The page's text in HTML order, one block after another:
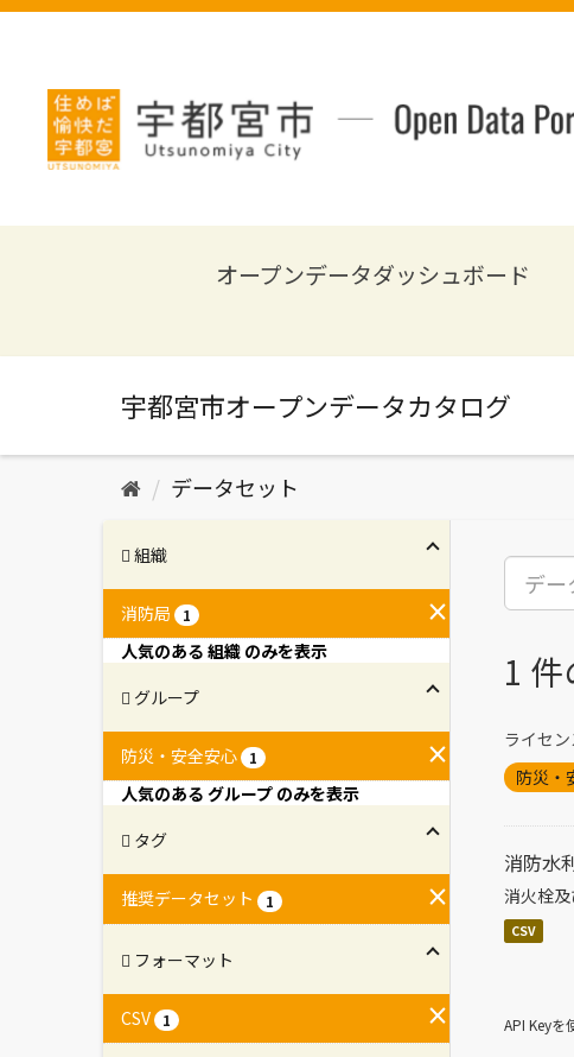
ス
オープンデータダッシュボード
データセット
組織
消防局 1
人気のある 組織 のみを表示
グループ
防災・安全安心 1
人気のある グループ のみを表示
タグ
推奨データセット 1
フォーマット
CSV 1
1
ライセン
防災・
消防水
消火栓
CSV
API Keyを